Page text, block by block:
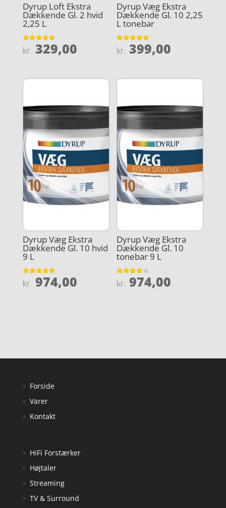
Dyrup Loft Ekstra
Dækkende Gl. 2 hvid
2,25 L
Vurderet
4.7
kr. 329,00
Dyrup Væg Ekstra
Dækkende Gl. 10 2,25
L tonebar
Vurderet
4.9
kr. 399,00
Dyrup Væg Ekstra
Dækkende Gl. 10 hvid
9 L
Vurderet
4.9
kr. 974,00
Dyrup Væg Ekstra
Dækkende Gl. 10
tonebar 9 L
Vurderet
3.8
kr. 974,00
Forside
Varer
Kontakt
HiFi Forstærker
Højtaler
Streaming
TV & Surround